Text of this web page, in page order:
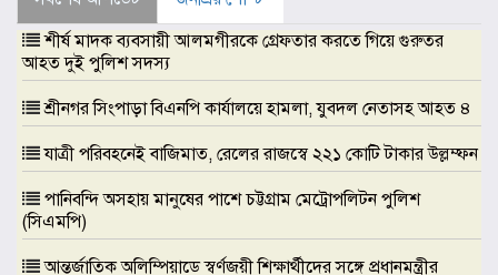
শীর্ষ মাদক ব্যবসায়ী আলমগীরকে গ্রেফতার করতে গিয়ে গুরুতর
আহত দুই পুলিশ সদস্য
শ্রীনগর সিংপাড়া বিএনপি কার্যালয়ে হামলা, যুবদল নেতাসহ আহত ৪
যাত্রী পরিবহনেই বাজিমাত, রেলের রাজস্বে ২২১ কোটি টাকার উল্লম্ফন
পানিবন্দি অসহায় মানুষের পাশে চট্টগ্রাম মেট্রোপলিটন পুলিশ
(সিএমপি)
আন্তর্জাতিক অলিম্পিয়াডে স্বর্ণজয়ী শিক্ষার্থীদের সঙ্গে প্রধানমন্ত্রীর